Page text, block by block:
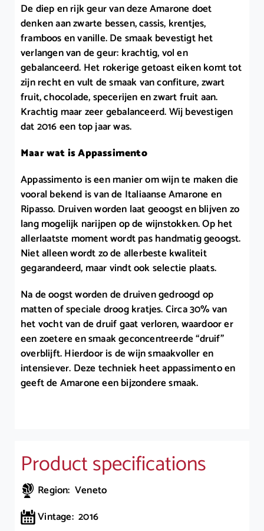
De diep en rijk geur van deze Amarone doet
denken aan zwarte bessen, cassis, krentjes,
framboos en vanille. De smaak bevestigt het
verlangen van de geur: krachtig, vol en
gebalanceerd. Het rokerige getoast eiken komt tot
zijn recht en vult de smaak van confiture, zwart
fruit, chocolade, specerijen en zwart fruit aan.
Krachtig maar zeer gebalanceerd. Wij bevestigen
dat 2016 een top jaar was.
Maar wat is Appassimento
Appassimento is een manier om wijn te maken die
vooral bekend is van de Italiaanse Amarone en
Ripasso. Druiven worden laat geoogst en blijven zo
lang mogelijk narijpen op de wijnstokken. Op het
allerlaatste moment wordt pas handmatig geoogst.
Niet alleen wordt zo de allerbeste kwaliteit
gegarandeerd, maar vindt ook selectie plaats.
Na de oogst worden de druiven gedroogd op
matten of speciale droog kratjes. Circa 30% van
het vocht van de druif gaat verloren, waardoor er
een zoetere en smaak geconcentreerde “druif”
overblijft. Hierdoor is de wijn smaakvoller en
intensiever. Deze techniek heet appassimento en
geeft de Amarone een bijzondere smaak.
Product specifications
Region: Veneto
Vintage: 2016